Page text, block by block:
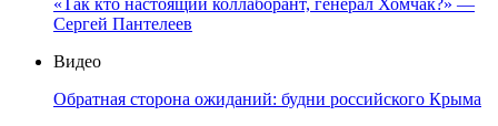
«Так кто настоящий коллаборант, генерал Хомчак?» —
Сергей Пантелеев
Видео
Обратная сторона ожиданий: будни российского Крыма